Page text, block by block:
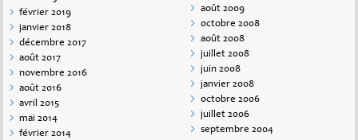
février 2019
janvier 2018
décembre 2017
août 2017
novembre 2016
août 2016
avril 2015
mai 2014
février 2014
août 2009
octobre 2008
août 2008
juillet 2008
juin 2008
janvier 2008
octobre 2006
juillet 2006
septembre 2004